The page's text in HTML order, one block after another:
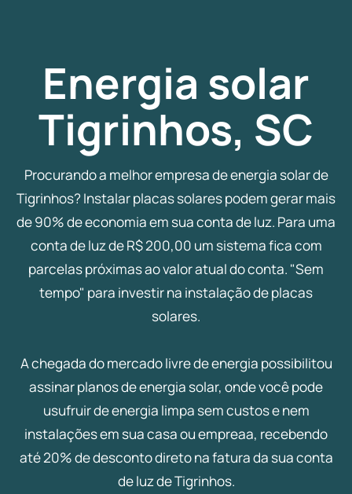
Energia solar
Tigrinhos, SC
Procurando a melhor empresa de energia solar de
Tigrinhos? Instalar placas solares podem gerar mais
de 90% de economia em sua conta de luz. Para uma
conta de luz de R$ 200,00 um sistema fica com
parcelas próximas ao valor atual do conta. "Sem
tempo" para investir na instalação de placas
solares.
A chegada do mercado livre de energia possibilitou
assinar planos de energia solar, onde você pode
usufruir de energia limpa sem custos e nem
instalações em sua casa ou empreaa, recebendo
até 20% de desconto direto na fatura da sua conta
de luz de Tigrinhos.